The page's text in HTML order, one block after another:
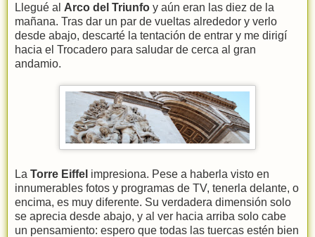
Llegué al Arco del Triunfo y aún eran las diez de la
mañana. Tras dar un par de vueltas alrededor y verlo
desde abajo, descarté la tentación de entrar y me dirigí
hacia el Trocadero para saludar de cerca al gran
andamio.
La Torre Eiffel impresiona. Pese a haberla visto en
innumerables fotos y programas de TV, tenerla delante, o
encima, es muy diferente. Su verdadera dimensión solo
se aprecia desde abajo, y al ver hacia arriba solo cabe
un pensamiento: espero que todas las tuercas estén bien